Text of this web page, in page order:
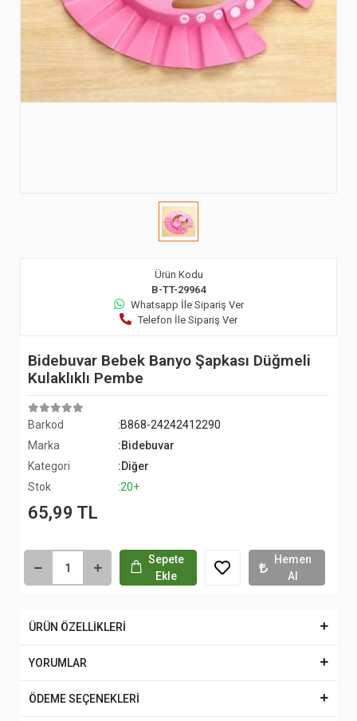
Ürün Kodu
B-TT-29964
Whatsapp İle Sipariş Ver
Telefon İle Sipariş Ver
Bidebuvar Bebek Banyo Şapkası Düğmeli
Kulaklıklı Pembe
Barkod
:B868-24242412290
Marka
:Bidebuvar
Kategori
:Diğer
Stok
:20+
65,99 TL
Sepete
Ekle
Hemen
Al
ÜRÜN ÖZELLİKLERİ
YORUMLAR
ÖDEME SEÇENEKLERİ